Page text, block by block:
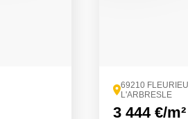
69210
L'ARBRESLE
3 444 €/m²